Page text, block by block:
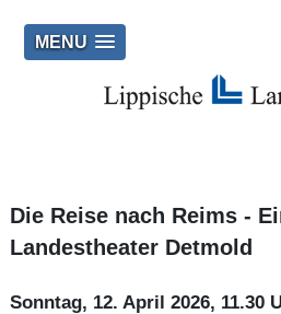
MENU
Die Reise nach Reims -
Landestheater Detmold
Sonntag, 12. April 2026, 11.30